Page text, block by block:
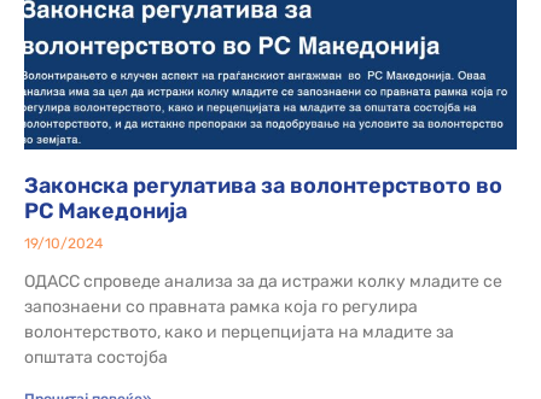
Законска регулатива за волонтерството во
РС Македонија
19/10/2024
ОДАСС спроведе анализа за да истражи колку младите се
запознаени со правната рамка која го регулира
волонтерството, како и перцепцијата на младите за
општата состојба